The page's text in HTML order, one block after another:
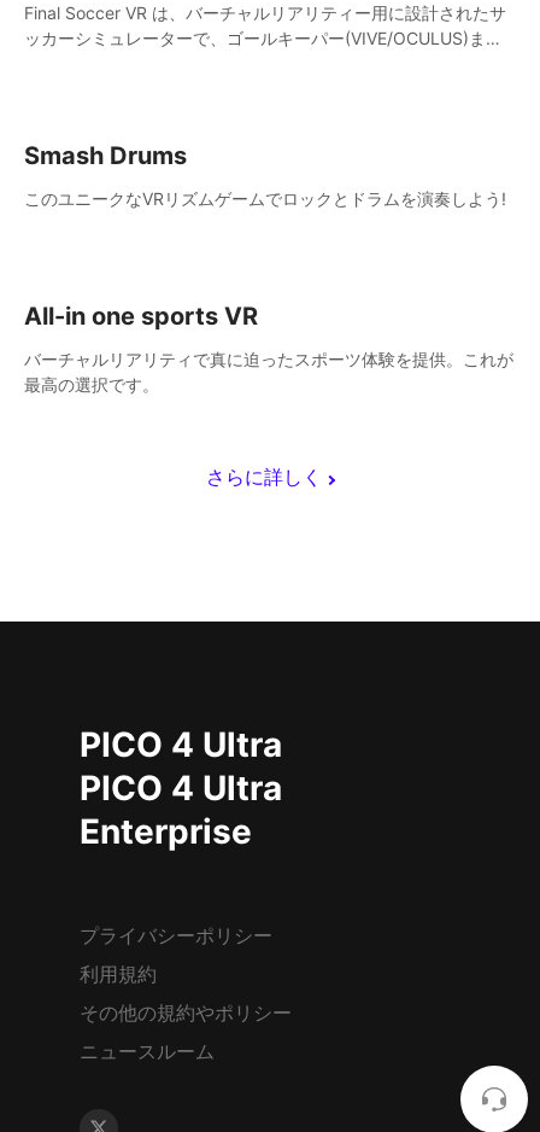
さらに詳しく
Final Soccer VR は、バーチャルリアリティー用に設計されたサ
ッカーシミュレーターで、ゴールキーパー(VIVE/OCULUS)また
Smash Drums
このユニークなVRリズムゲームでロックとドラムを演奏しよう!
All-in one sports VR
バーチャルリアリティで真に迫ったスポーツ体験を提供。これが
最高の選択です。
PICO 4 Ultra
PICO 4 Ultra
Enterprise
プライバシーポリシー
利用規約
その他の規約やポリシー
ニュースルーム